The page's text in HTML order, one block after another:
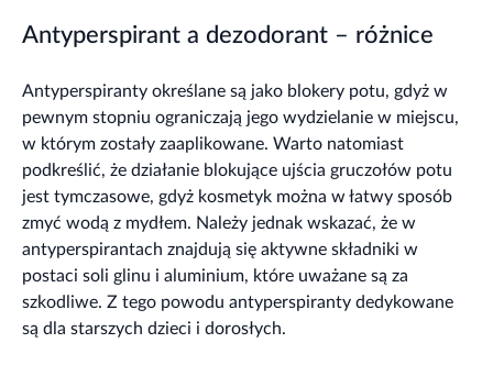
Antyperspirant a dezodorant – różnice
Antyperspiranty określane są jako blokery potu, gdyż w
pewnym stopniu ograniczają jego wydzielanie w miejscu,
w którym zostały zaaplikowane. Warto natomiast
podkreślić, że działanie blokujące ujścia gruczołów potu
jest tymczasowe, gdyż kosmetyk można w łatwy sposób
zmyć wodą z mydłem. Należy jednak wskazać, że w
antyperspirantach znajdują się aktywne składniki w
postaci soli glinu i aluminium, które uważane są za
szkodliwe. Z tego powodu antyperspiranty dedykowane
są dla starszych dzieci i dorosłych.